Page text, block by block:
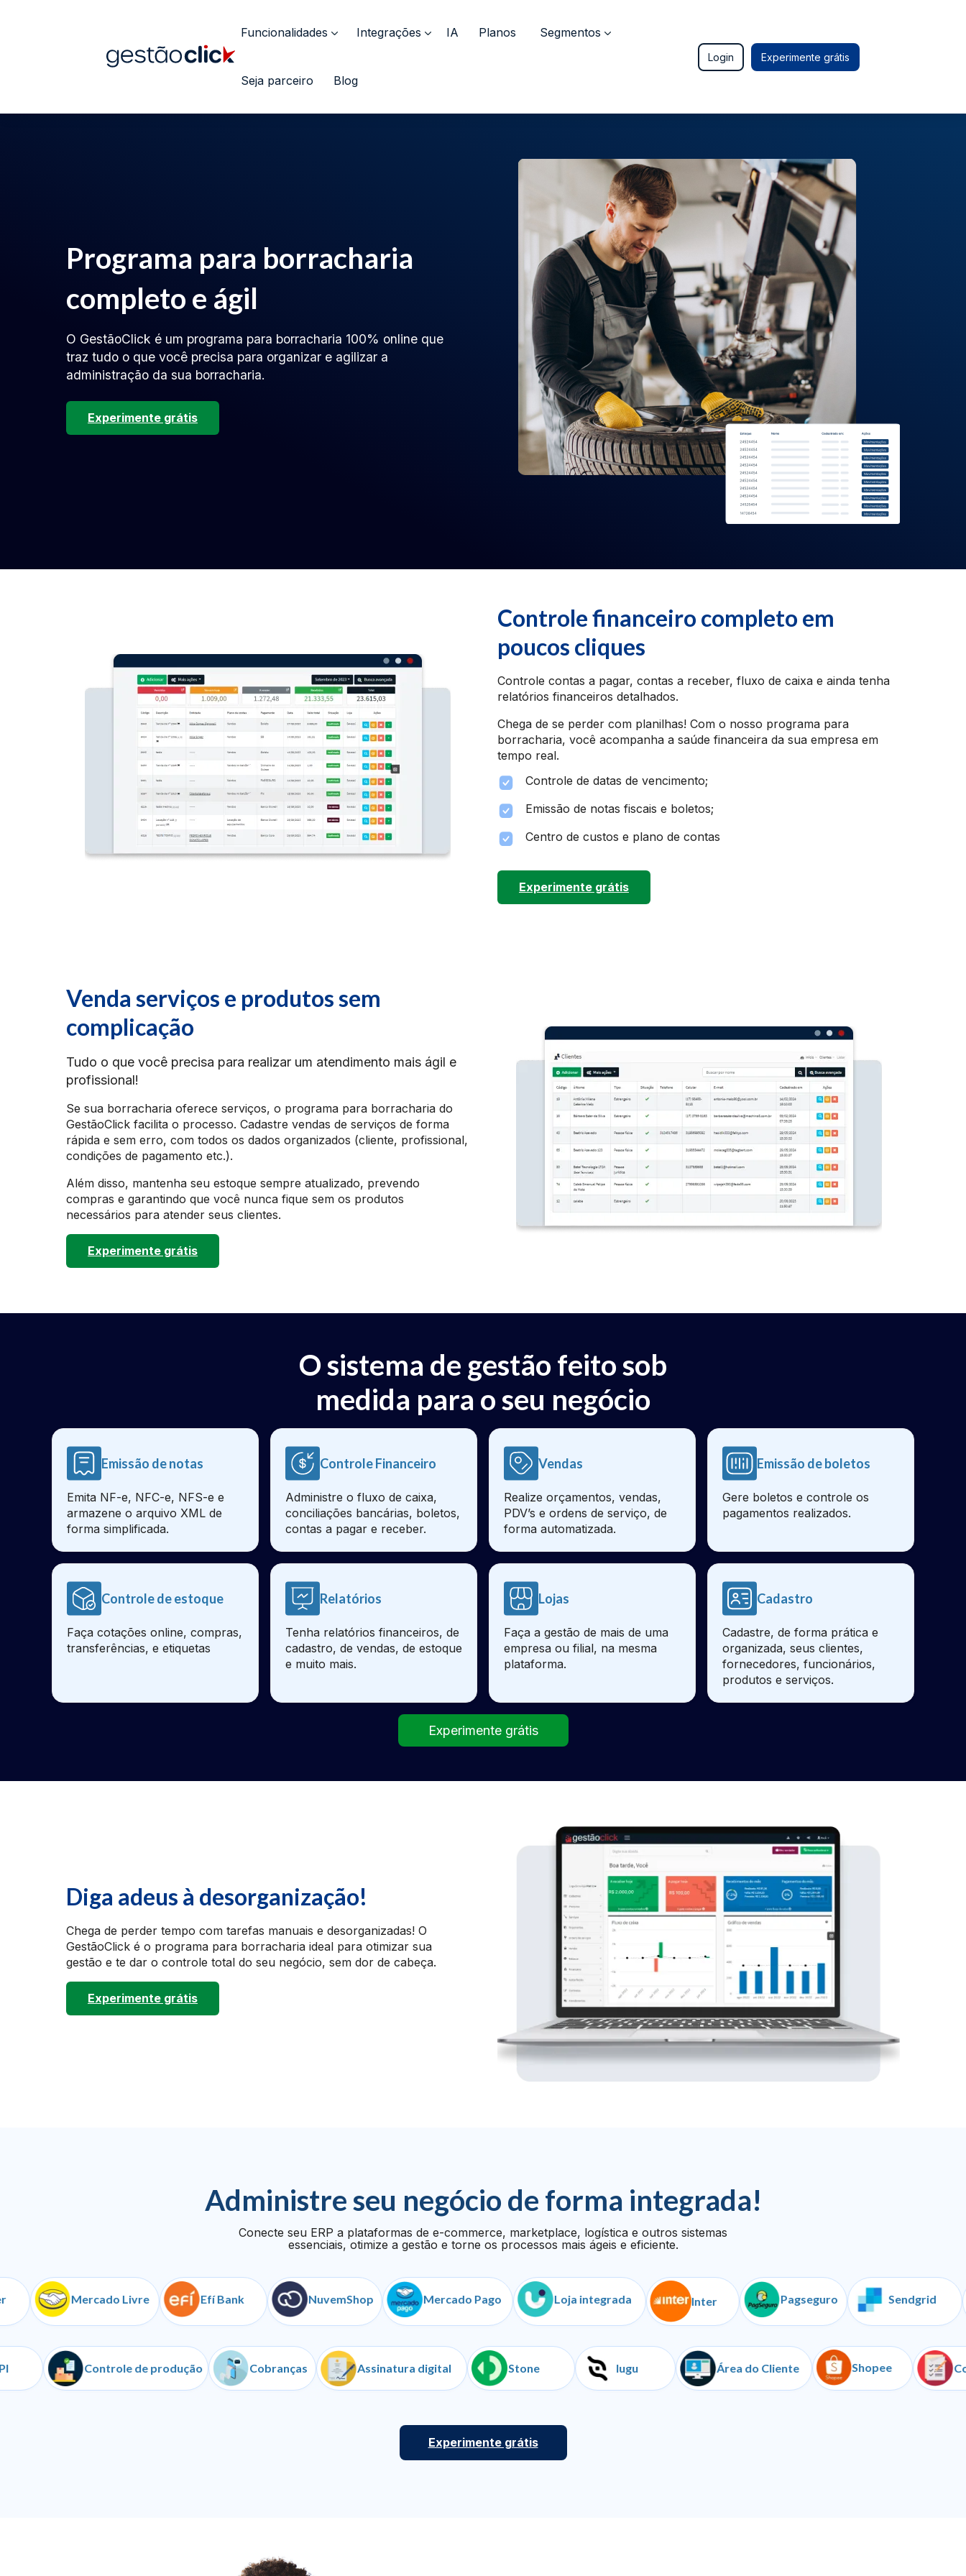
Funcionalidades Integrações IA Planos Segmentos
Seja parceiro Blog
Login Experimente grátis
Programa para borracharia
completo e ágil
O GestãoClick é um programa para borracharia 100% online que
traz tudo o que você precisa para organizar e agilizar a
administração da sua borracharia.
Experimente grátis
Controle financeiro completo em
poucos cliques
Controle contas a pagar, contas a receber, fluxo de caixa e ainda tenha
relatórios financeiros detalhados.
Chega de se perder com planilhas! Com o nosso programa para
borracharia, você acompanha a saúde financeira da sua empresa em
tempo real.
Controle de datas de vencimento;
Emissão de notas fiscais e boletos;
Centro de custos e plano de contas
Experimente grátis
Venda serviços e produtos sem
complicação
Tudo o que você precisa para realizar um atendimento mais ágil e
profissional!
Se sua borracharia oferece serviços, o programa para borracharia do
GestãoClick facilita o processo. Cadastre vendas de serviços de forma
rápida e sem erro, com todos os dados organizados (cliente, profissional,
condições de pagamento etc.).
Além disso, mantenha seu estoque sempre atualizado, prevendo
compras e garantindo que você nunca fique sem os produtos
necessários para atender seus clientes.
Experimente grátis
O sistema de gestão feito sob
medida para o seu negócio
Emissão de notas
Emita NF-e, NFC-e, NFS-e e
armazene o arquivo XML de
forma simplificada.
Controle Financeiro
Administre o fluxo de caixa,
conciliações bancárias, boletos,
contas a pagar e receber.
Vendas
Realize orçamentos, vendas,
PDV’s e ordens de serviço, de
forma automatizada.
Emissão de boletos
Gere boletos e controle os
pagamentos realizados.
Controle de estoque
Faça cotações online, compras,
transferências, e etiquetas
Relatórios
Tenha relatórios financeiros, de
cadastro, de vendas, de estoque
e muito mais.
Lojas
Faça a gestão de mais de uma
empresa ou filial, na mesma
plataforma.
Cadastro
Cadastre, de forma prática e
organizada, seus clientes,
fornecedores, funcionários,
produtos e serviços.
Experimente grátis
Diga adeus à desorganização!
Chega de perder tempo com tarefas manuais e desorganizadas! O
GestãoClick é o programa para borracharia ideal para otimizar sua
gestão e te dar o controle total do seu negócio, sem dor de cabeça.
Experimente grátis
Administre seu negócio de forma integrada!
Conecte seu ERP a plataformas de e-commerce, marketplace, logística e outros sistemas
essenciais, otimize a gestão e torne os processos mais ágeis e eficiente.
Mercado Livre Efí Bank NuvemShop Mercado Pago Loja integrada Inter Pagseguro Sendgrid
API Controle de produção Cobranças Assinatura digital Stone Iugu Área do Cliente Shopee
Experimente grátis